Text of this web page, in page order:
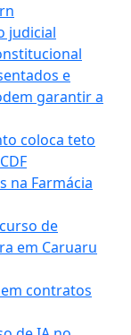
judicial
e
garantir a
coloca teto
na Farmácia
de
em Caruaru
contratos